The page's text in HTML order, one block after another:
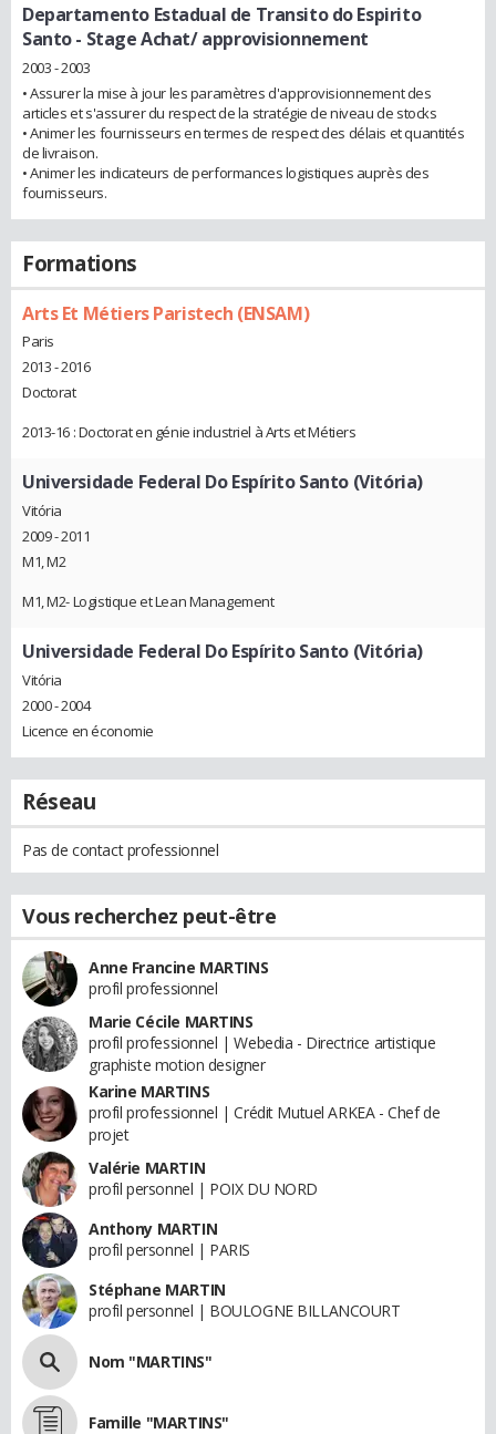
Departamento Estadual de Transito do Espirito
Santo- Stage Achat/ approvisionnement
2003 - 2003
• Assurer la mise à jour les paramètres d'approvisionnement des
articles et s'assurer du respect de la stratégie de niveau de stocks
• Animer les fournisseurs en termes de respect des délais et quantités
de livraison.
• Animer les indicateurs de performances logistiques auprès des
fournisseurs.
Formations
Arts Et Métiers Paristech (ENSAM)
Paris
2013 - 2016
Doctorat
2013-16 : Doctorat en génie industriel à Arts et Métiers
Universidade Federal Do Espírito Santo (Vitória)
Vitória
2009 - 2011
M1, M2
M1, M2- Logistique et Lean Management
Universidade Federal Do Espírito Santo (Vitória)
Vitória
2000 - 2004
Licence en économie
Réseau
Pas de contact professionnel
Vous recherchez peut-être
Anne Francine MARTINS
profil professionnel
Marie Cécile MARTINS
profil professionnel | Webedia - Directrice artistique
graphiste motion designer
Karine MARTINS
profil professionnel | Crédit Mutuel ARKEA - Chef de
projet
Valérie MARTIN
profil personnel | POIX DU NORD
Anthony MARTIN
profil personnel | PARIS
Stéphane MARTIN
profil personnel | BOULOGNE BILLANCOURT
Nom "MARTINS"
Famille "MARTINS"